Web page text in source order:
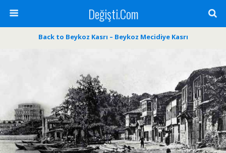
Değişti.Com
Back to Beykoz Kasrı – Beykoz Mecidiye Kasrı